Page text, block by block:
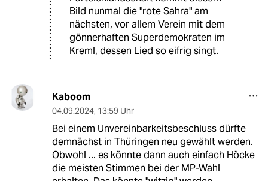
Bild nunmal die "rote Sahra" am
nächsten, vor allem Verein mit dem
gönnerhaften Superdemokraten im
Kreml, dessen Lied so eifrig singt.
Kaboom
04.09.2024, 13:59 Uhr
Bei einem Unvereinbarkeitsbeschluss dürfte
demnächst in Thüringen neu gewählt werden.
Obwohl ... es könnte dann auch einfach Höcke
die meisten Stimmen bei der MP-Wahl